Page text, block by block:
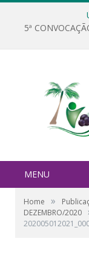
5ª
MENU
Home »
DEZEMBRO/2020